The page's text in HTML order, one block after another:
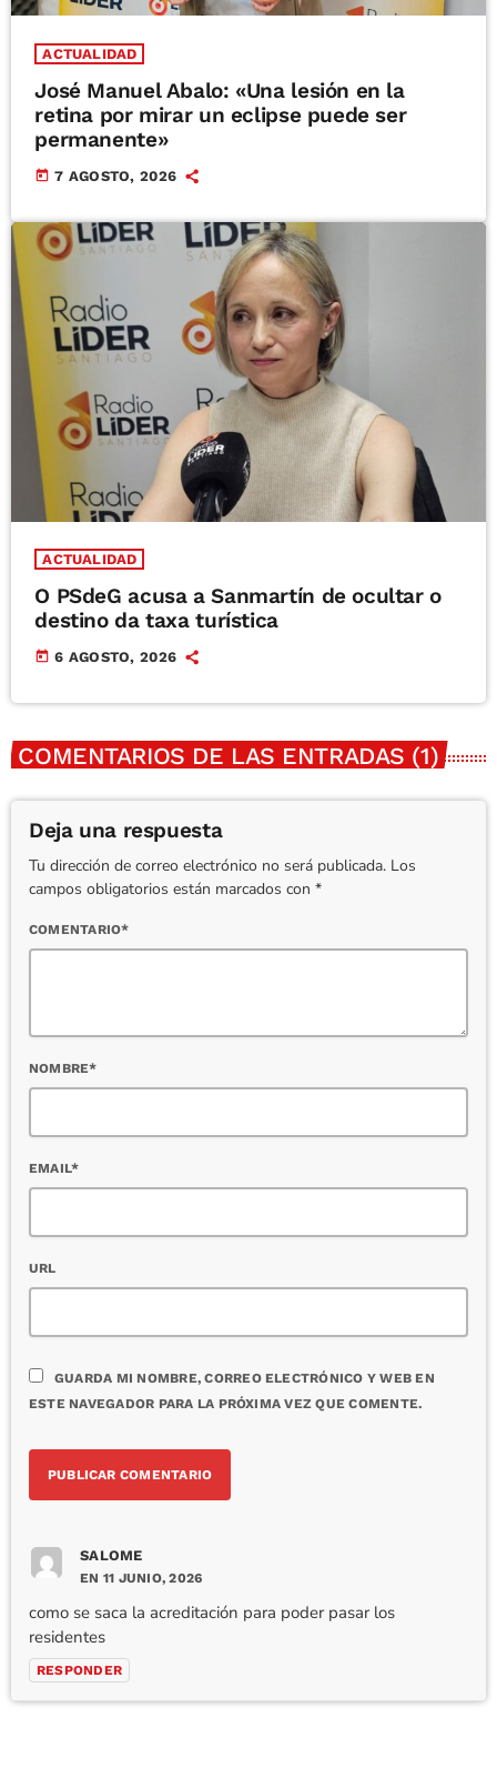
ACTUALIDAD
José Manuel Abalo: «Una lesión en la
retina por mirar un eclipse puede ser
permanente»
today 7 AGOSTO, 2026
ACTUALIDAD
O PSdeG acusa a Sanmartín de ocultar o
destino da taxa turística
today 6 AGOSTO, 2026
COMENTARIOS DE LAS ENTRADAS (1)
Deja una respuesta
Tu dirección de correo electrónico no será publicada. Los
campos obligatorios están marcados con *
COMENTARIO*
NOMBRE*
EMAIL*
URL
GUARDA MI NOMBRE, CORREO ELECTRÓNICO Y WEB EN
ESTE NAVEGADOR PARA LA PRÓXIMA VEZ QUE COMENTE.
SALOME
EN 11 JUNIO, 2026
como se saca la acreditación para poder pasar los
residentes
RESPONDER